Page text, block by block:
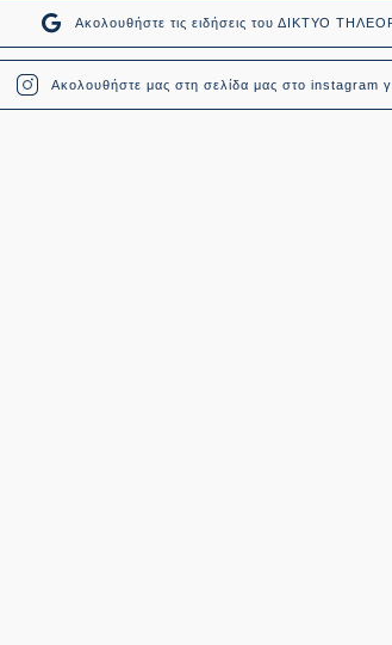
Ακολουθήστε τις ειδήσεις του ΔΙΚΤΥΟ
Ακολουθήστε μας στη σελίδα μας στο instagram